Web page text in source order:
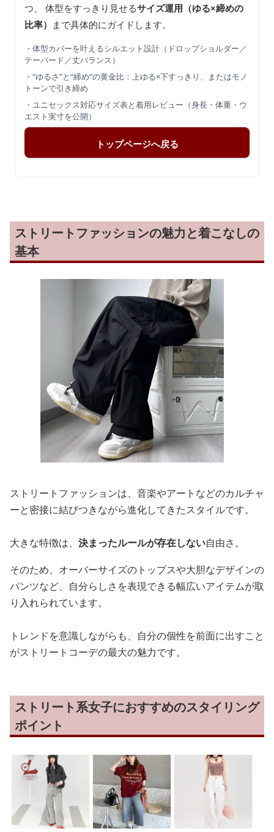
つ、 体型をすっきり見せるサイズ運用（ゆる×締めの
比率） まで具体的にガイドします。
・体型カバーを叶えるシルエット設計（ドロップショルダー／
テーパード／丈バランス）
・“ゆるさ”と“締め”の黄金比：上ゆる×下すっきり、またはモノ
トーンで引き締め
・ユニセックス対応サイズ表と着用レビュー（身長・体重・ウ
エスト実寸を公開）
トップページへ戻る
ストリートファッションの魅力と着こなしの
基本
ストリートファッションは、音楽やアートなどのカルチャ
ーと密接に結びつきながら進化してきたスタイルです。
大きな特徴は、 決まったルールが存在しない自由さ。
そのため、オーバーサイズのトップスや大胆なデザインの
パンツなど、自分らしさを表現できる幅広いアイテムが取
り入れられています。
トレンドを意識しながらも、自分の個性を前面に出すこと
がストリートコーデの最大の魅力です。
ストリート系女子におすすめのスタイリング
ポイント